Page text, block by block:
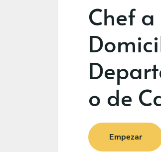
Chef a
o de
Empezar